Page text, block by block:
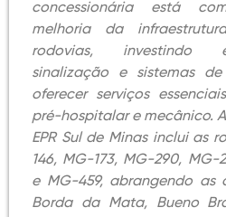
concessionária está
melhoria da
rodovias, investindo
sinalização e sistemas
oferecer serviços
pré-hospitalar e mecânico.
EPR Sul de Minas inclui as
146, MG-173, MG-290, MG-
e MG-459, abrangendo as
Borda da Mata, Bueno